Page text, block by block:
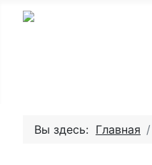
Вы здесь: Главная